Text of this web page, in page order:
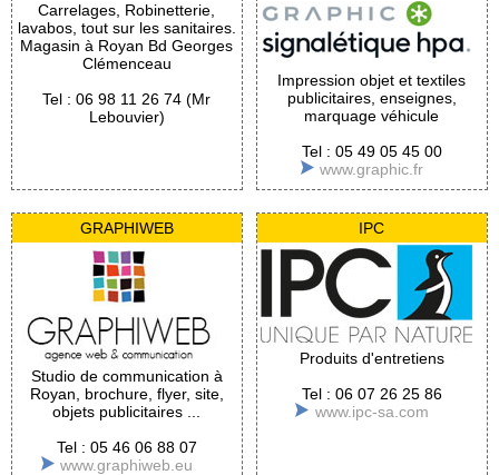
Carrelages, Robinetterie,
lavabos, tout sur les sanitaires.
Magasin à Royan Bd Georges
Clémenceau
Tel : 06 98 11 26 74 (Mr
Lebouvier)
Impression objet et textiles
publicitaires, enseignes,
marquage véhicule
Tel : 05 49 05 45 00
www.graphic.fr
GRAPHIWEB
Studio de communication à
Royan, brochure, flyer, site,
objets publicitaires ...
Tel : 05 46 06 88 07
www.graphiweb.eu
IPC
Produits d'entretiens
Tel : 06 07 26 25 86
www.ipc-sa.com